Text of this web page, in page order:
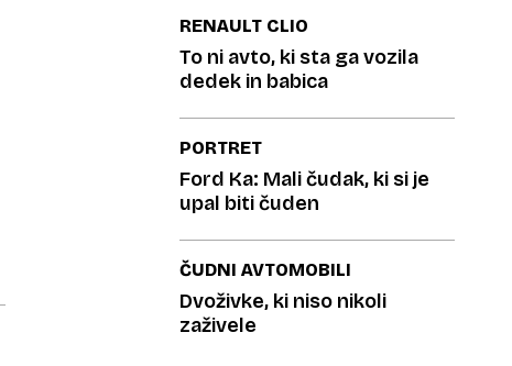
RENAULT CLIO
To ni avto, ki sta ga vozila
dedek in babica
PORTRET
Ford Ka: Mali čudak, ki si je
upal biti čuden
ČUDNI AVTOMOBILI
Dvoživke, ki niso nikoli
zaživele